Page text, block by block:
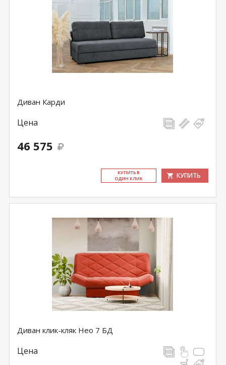
Диван Карди
Цена
46 575
КУ­ПИТЬ В
ОДИН КЛИК
КУПИТЬ
Диван клик-кляк Нео 7 БД
Цена